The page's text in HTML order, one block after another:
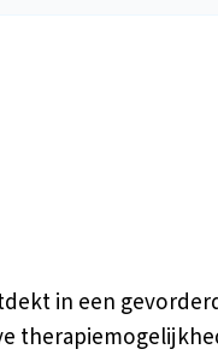
in een